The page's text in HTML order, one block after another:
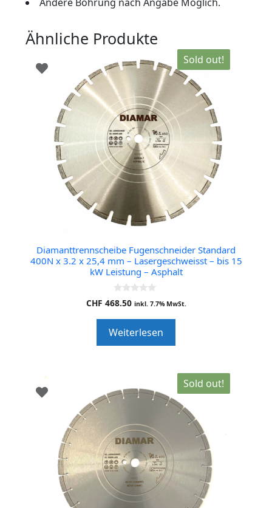
Ähnliche Produkte
Sold out!
Diamanttrennscheibe Fugenschneider Standard
400N x 3.2 x 25,4 mm – Lasergeschweisst – bis 15
kW Leistung – Asphalt
0
o
o
f
5
CHF 468.50 inkl. 7.7% MwSt.
Weiterlesen
Sold out!